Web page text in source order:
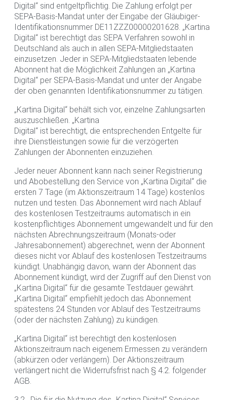
Digital“ sind entgeltpflichtig. Die Zahlung erfolgt per
SEPA-Basis-Mandat unter der Eingabe der Gläubiger-
Identifikationsnummer DE11ZZZ00000201628. „Kartina
Digital“ ist berechtigt das SEPA Verfahren sowohl in
Deutschland als auch in allen SEPA-Mitgliedstaaten
einzusetzen. Jeder in SEPA-Mitgliedstaaten lebende
Abonnent hat die Möglichkeit Zahlungen an „Kartina
Digital“ per SEPA-Basis-Mandat und unter der Angabe
der oben genannten Identifikationsnummer zu tätigen.
„Kartina Digital“ behält sich vor, einzelne Zahlungsarten
auszuschließen. „Kartina
Digital“ ist berechtigt, die entsprechenden Entgelte für
ihre Dienstleistungen sowie für die verzögerten
Zahlungen der Abonnenten einzuziehen.
Jeder neuer Abonnent kann nach seiner Registrierung
und Abobestellung den Service von „Kartina Digital“ die
ersten 7 Tage (im Aktionszeitraum 14 Tage) kostenlos
nutzen und testen. Das Abonnement wird nach Ablauf
des kostenlosen Testzeitraums automatisch in ein
kostenpflichtiges Abonnement umgewandelt und für den
nächsten Abrechnungszeitraum (Monats-oder
Jahresabonnement) abgerechnet, wenn der Abonnent
dieses nicht vor Ablauf des kostenlosen Testzeitraums
kündigt. Unabhängig davon, wann der Abonnent das
Abonnement kündigt, wird der Zugriff auf den Dienst von
„Kartina Digital“ für die gesamte Testdauer gewährt.
„Kartina Digital“ empfiehlt jedoch das Abonnement
spätestens 24 Stunden vor Ablauf des Testzeitraums
(oder der nächsten Zahlung) zu kündigen.
„Kartina Digital“ ist berechtigt den kostenlosen
Aktionszeitraum nach eigenem Ermessen zu verändern
(abkürzen oder verlängern). Der Aktionszeitraum
verlängert nicht die Widerrufsfrist nach § 4.2. folgender
AGB.